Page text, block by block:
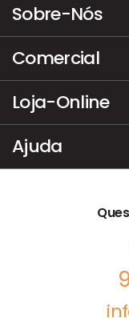
Sobre-Nós
Comercial
Loja-Online
Ajuda